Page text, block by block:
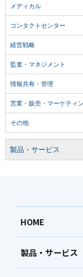
メディカル
コンタクトセンター
経営戦略
監査・マネジメント
情報共有・管理
営業・販売・マーケティ
その他
製品・サービス
HOME
製品・サービス